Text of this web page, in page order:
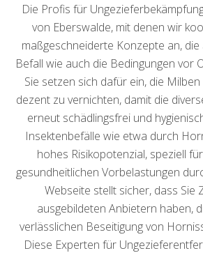
Die Profis für
von Eberswalde, mit denen wir
maßgeschneiderte Konzepte an,
Befall wie auch die Bedingungen vor
Sie setzen sich dafür ein, die
dezent zu vernichten, damit die
erneut schädlingsfrei und
Insektenbefälle wie etwa durch
hohes Risikopotenzial, speziell
gesundheitlichen Vorbelastungen
Webseite stellt sicher, dass Sie
ausgebildeten Anbietern haben,
verlässlichen Beseitigung von
Diese Experten für